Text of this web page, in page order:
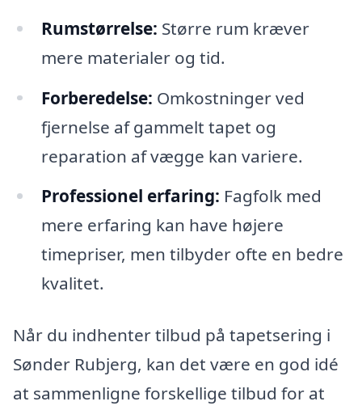
Rumstørrelse: Større rum kræver
mere materialer og tid.
Forberedelse: Omkostninger ved
fjernelse af gammelt tapet og
reparation af vægge kan variere.
Professionel erfaring: Fagfolk med
mere erfaring kan have højere
timepriser, men tilbyder ofte en bedre
kvalitet.
Når du indhenter tilbud på tapetsering i
Sønder Rubjerg, kan det være en god idé
at sammenligne forskellige tilbud for at